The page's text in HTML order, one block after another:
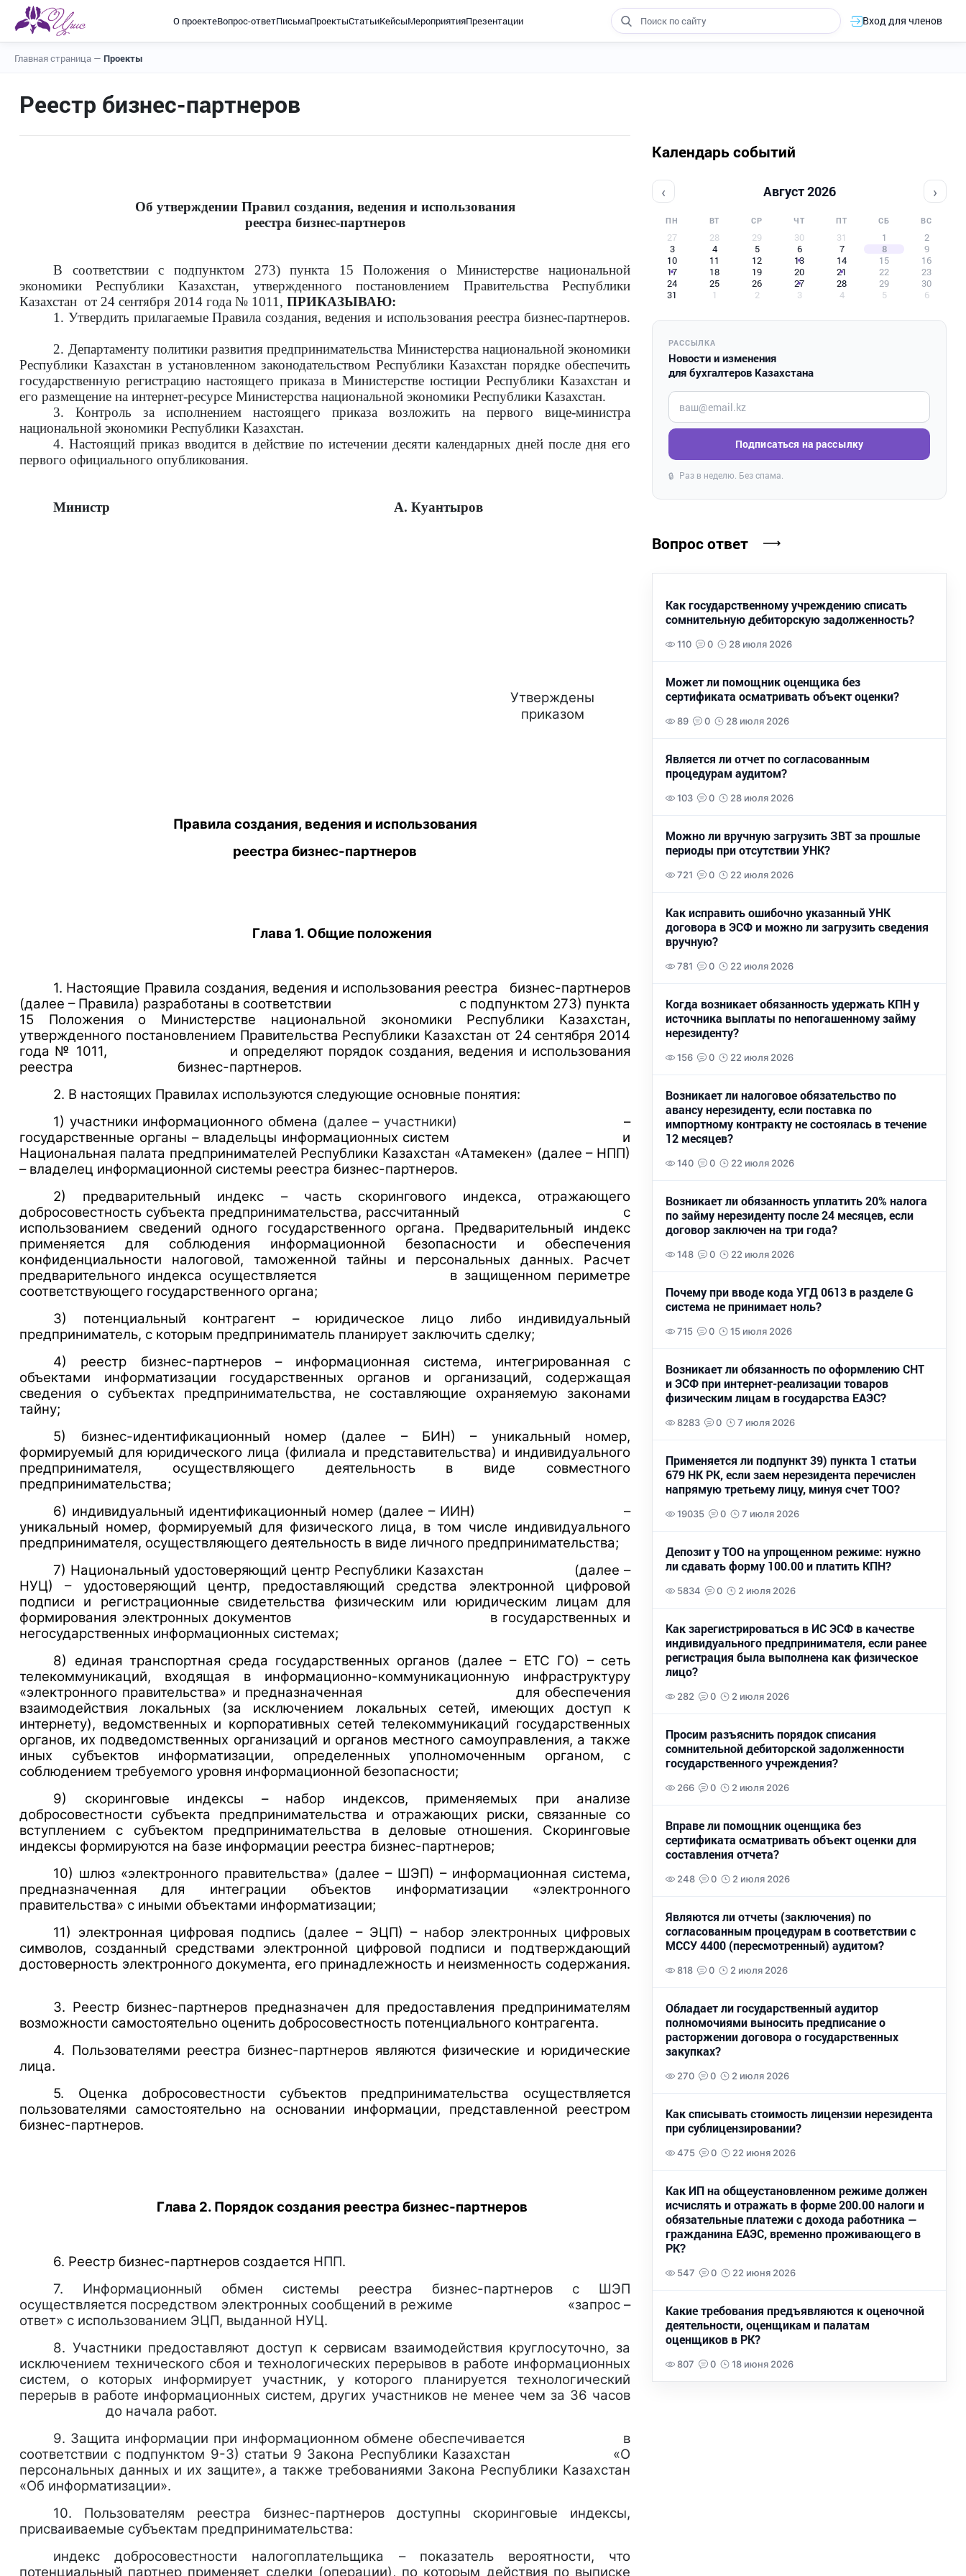
О проектеВопрос-ответПисьмаПроектыСтатьиКейсыМероприятияПрезентации Вход для членов
Главная страница — Проекты
Реестр бизнес-партнеров
Об утверждении Правил создания, ведения и использования
реестра бизнес-партнеров
В соответствии с подпунктом 273) пункта 15 Положения о Министерстве национальной
экономики Республики Казахстан, утвержденного постановлением Правительства Республики
Казахстан от 24 сентября 2014 года № 1011, ПРИКАЗЫВАЮ:
1. Утвердить прилагаемыеПравила создания, ведения и использования реестра бизнес-партнеров.
2. Департаменту политики развития предпринимательства Министерства национальной экономики
Республики Казахстан в установленном законодательством Республики Казахстан порядке обеспечить
государственную регистрацию настоящего приказа в Министерстве юстиции Республики Казахстан и
его размещение на интернет-ресурсе Министерства национальной экономики Республики Казахстан.
3.Контроль за исполнением настоящего приказа возложить напервого
вице-министра
национальной экономики Республики Казахстан.
4.Настоящий приказ вводится в действие по истечении десяти календарных дней после дня его
первого официального опубликования.
Министр А. Куантыров
Утверждены
приказом
Правила создания, ведения и использования
реестра бизнес-партнеров
Глава 1. Общие положения
1. Настоящие Правила создания, ведения и использования реестра бизнес-партнеров
(далее – Правила) разработаны в соответствии c подпунктом 273) пункта
15 Положения о Министерстве национальной экономики Республики Казахстан,
утвержденного постановлением Правительства Республики Казахстан от 24 сентября 2014
года № 1011, и определяют порядок создания, ведения и использования
реестра бизнес-партнеров.
2. В настоящих Правилах используются следующие основные понятия:
1) участники информационного обмена (далее – участники)
–
государственные органы – владельцы информационных систем
и
Национальная палата предпринимателей Республики Казахстан «Атамекен» (далее – НПП)
– владелец информационной системы реестра бизнес-партнеров.
2) предварительный индекс – часть скорингового индекса, отражающего
добросовестность субъекта предпринимательства, рассчитанный с
использованием сведений одного государственного органа. Предварительный индекс
применяется для соблюдения информационной безопасности и обеспечения
конфиденциальности налоговой, таможенной тайны и персональных данных. Расчет
предварительного индекса осуществляется в защищенном периметре
соответствующего государственного органа;
3) потенциальный контрагент – юридическое лицо либо индивидуальный
предприниматель, с которым предприниматель планирует заключить сделку;
4) реестр бизнес-партнеров – информационная система, интегрированная с
объектами информатизации государственных органов и организаций, содержащая
сведения о субъектах предпринимательства, не составляющие охраняемую законами
тайну;
5) бизнес-идентификационный номер (далее – БИН) – уникальный номер,
формируемый для юридического лица (филиала и представительства) и индивидуального
предпринимателя, осуществляющего деятельность в виде совместного
предпринимательства;
6) индивидуальный идентификационный номер (далее – ИИН) –
уникальный номер, формируемый для физического лица, в том числе индивидуального
предпринимателя, осуществляющего деятельность в виде личного предпринимательства;
7) Национальный удостоверяющий центр Республики Казахстан (далее –
НУЦ) – удостоверяющий центр, предоставляющий средства электронной цифровой
подписи и регистрационные свидетельства физическим или юридическим лицам для
формирования электронных документов в государственных и
негосударственных информационных системах;
8) единая транспортная среда государственных органов (далее – ЕТС ГО) – сеть
телекоммуникаций, входящая в информационно-коммуникационную инфраструктуру
«электронного правительства» и предназначенная для обеспечения
взаимодействия локальных (за исключением локальных сетей, имеющих доступ к
интернету), ведомственных и корпоративных сетей телекоммуникаций государственных
органов, их подведомственных организаций и органов местного самоуправления, а также
иных субъектов информатизации, определенных уполномоченным органом, с
соблюдением требуемого уровня информационной безопасности;
9) скоринговые индексы – набор индексов, применяемых при анализе
добросовестности субъекта предпринимательства и отражающих риски, связанные со
вступлением с субъектом предпринимательства в деловые отношения. Скоринговые
индексы формируются на базе информации реестра бизнес-партнеров;
10) шлюз «электронного правительства» (далее – ШЭП) – информационная система,
предназначенная для интеграции объектов информатизации «электронного
правительства» с иными объектами информатизации;
11) электронная цифровая подпись (далее – ЭЦП) – набор электронных цифровых
символов, созданный средствами электронной цифровой подписи и подтверждающий
достоверность электронного документа, его принадлежность и неизменность содержания.
3. Реестр бизнес-партнеров предназначен для предоставления предпринимателям
возможности самостоятельно оценить добросовестность потенциального контрагента.
4. Пользователями реестра бизнес-партнеров являются физические и юридические
лица.
5. Оценка добросовестности субъектов предпринимательства осуществляется
пользователями самостоятельно на основании информации, представленной реестром
бизнес-партнеров.
Глава 2. Порядок создания реестра бизнес-партнеров
6. Реестр бизнес-партнеров создается НПП.
7. Информационный обмен системы реестра бизнес-партнеров с ШЭП
осуществляется посредством электронных сообщений в режиме «запрос –
ответ» с использованием ЭЦП, выданной НУЦ.
8. Участники предоставляют доступ к сервисам взаимодействия круглосуточно, за
исключением технического сбоя и технологических перерывов в работе информационных
систем, о которых информирует участник, у которого планируется технологический
перерыв в работе информационных систем, других участников не менее чем за 36 часов
до начала работ.
9. Защита информации при информационном обмене обеспечивается в
соответствии с подпунктом 9-3) статьи 9 Закона Республики Казахстан «О
персональных данных и их защите», а также требованиями Закона Республики Казахстан
«Об информатизации».
10. Пользователям реестра бизнес-партнеров доступны скоринговые индексы,
присваиваемые субъектам предпринимательства:
индекс добросовестности налогоплательщика – показатель вероятности, что
потенциальный партнер применяет сделки (операции), по которым действия по выписке
Календарь событий
‹ Август 2026 ›
ПН ВТ СР ЧТ ПТ СБ ВС
27 28 29 30 31 1
2
3
4 5 6 7 8
9
10
11 12 13 14 15
16
17
18 19 20 21 22
23
24
25 26 27 28 29
30
31
1 2 3 4 5 6
РАССЫЛКА
Новости и изменения
для бухгалтеров Казахстана
Введите ваш e-mail
Подписаться на рассылку
🔒 Раз в неделю. Без спама.
Вопрос ответ
Как государственному учреждению списать
сомнительную дебиторскую задолженность?
110 0 28 июля 2026
Может ли помощник оценщика без
сертификата осматривать объект оценки?
89 0 28 июля 2026
Является ли отчет по согласованным
процедурам аудитом?
103 0 28 июля 2026
Можно ли вручную загрузить ЗВТ за прошлые
периоды при отсутствии УНК?
721 0 22 июля 2026
Как исправить ошибочно указанный УНК
договора в ЭСФ и можно ли загрузить сведения
вручную?
781 0 22 июля 2026
Когда возникает обязанность удержать КПН у
источника выплаты по непогашенному займу
нерезиденту?
156 0 22 июля 2026
Возникает ли налоговое обязательство по
авансу нерезиденту, если поставка по
импортному контракту не состоялась в течение
12 месяцев?
140 0 22 июля 2026
Возникает ли обязанность уплатить 20% налога
по займу нерезиденту после 24 месяцев, если
договор заключен на три года?
148 0 22 июля 2026
Почему при вводе кода УГД 0613 в разделе G
система не принимает ноль?
715 0 15 июля 2026
Возникает ли обязанность по оформлению СНТ
и ЭСФ при интернет-реализации товаров
физическим лицам в государства ЕАЭС?
8283 0 7 июля 2026
Применяется ли подпункт 39) пункта 1 статьи
679 НК РК, если заем нерезидента перечислен
напрямую третьему лицу, минуя счет ТОО?
19035 0 7 июля 2026
Депозит у ТОО на упрощенном режиме: нужно
ли сдавать форму 100.00 и платить КПН?
5834 0 2 июля 2026
Как зарегистрироваться в ИС ЭСФ в качестве
индивидуального предпринимателя, если ранее
регистрация была выполнена как физическое
лицо?
282 0 2 июля 2026
Просим разъяснить порядок списания
сомнительной дебиторской задолженности
государственного учреждения?
266 0 2 июля 2026
Вправе ли помощник оценщика без
сертификата осматривать объект оценки для
составления отчета?
248 0 2 июля 2026
Являются ли отчеты (заключения) по
согласованным процедурам в соответствии с
МССУ 4400 (пересмотренный) аудитом?
818 0 2 июля 2026
Обладает ли государственный аудитор
полномочиями выносить предписание о
расторжении договора о государственных
закупках?
270 0 2 июля 2026
Как списывать стоимость лицензии нерезидента
при сублицензировании?
475 0 22 июня 2026
Как ИП на общеустановленном режиме должен
исчислять и отражать в форме 200.00 налоги и
обязательные платежи с дохода работника —
гражданина ЕАЭС, временно проживающего в
РК?
547 0 22 июня 2026
Какие требования предъявляются к оценочной
деятельности, оценщикам и палатам
оценщиков в РК?
807 0 18 июня 2026